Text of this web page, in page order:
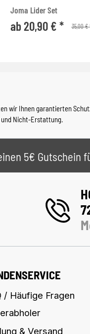
Joma Lider Set
ab 20,90 € * 35,00 €
wir Ihnen garantierten
Nicht-Erstattung.
5€ Gutschein
/ Häufige Fragen
& Versand